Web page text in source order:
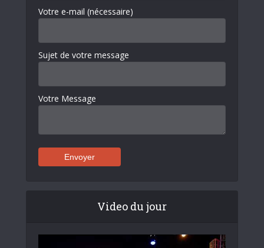
Votre e-mail (nécessaire)
Sujet de votre message
Votre Message
Video du jour